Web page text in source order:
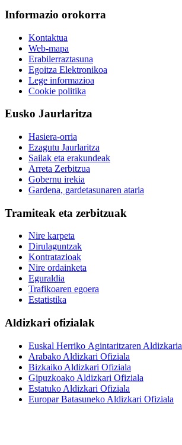
Informazio orokorra
Kontaktua
Web-mapa
Erabilerraztasuna
Egoitza Elektronikoa
Lege informazioa
Cookie politika
Eusko Jaurlaritza
Hasiera-orria
Ezagutu Jaurlaritza
Sailak eta erakundeak
Arreta Zerbitzua
Gobernu irekia
Gardena, gardetasunaren ataria
Tramiteak eta zerbitzuak
Nire karpeta
Dirulaguntzak
Kontratazioak
Nire ordainketa
Eguraldia
Trafikoaren egoera
Estatistika
Aldizkari ofizialak
Euskal Herriko Agintaritzaren Aldizkaria
Arabako Aldizkari Ofiziala
Bizkaiko Aldizkari Ofiziala
Gipuzkoako Aldizkari Ofiziala
Estatuko Aldizkari Ofiziala
Europar Batasuneko Aldizkari Ofiziala